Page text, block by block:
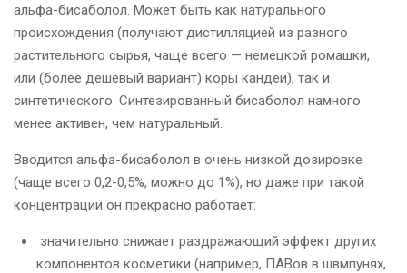
альфа-бисаболол. Может быть как натурального
происхождения (получают дистилляцией из разного
растительного сырья, чаще всего — немецкой ромашки,
или (более дешевый вариант) коры кандеи), так и
синтетического. Синтезированный бисаболол намного
менее активен, чем натуральный.
Вводится альфа-бисаболол в очень низкой дозировке
(чаще всего 0,2-0,5%, можно до 1%), но даже при такой
концентрации он прекрасно работает:
значительно снижает раздражающий эффект других
компонентов косметики (например, ПАВов в швмпунях,